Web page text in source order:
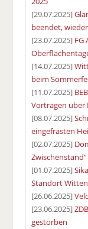
[29.07.2025]
beendet,
[23.07.2025] FG
[14.07.2025]
beim
[11.07.2025]
Vorträgen über
[08.07.2025]
eingefrästen
[02.07.2025]
[01.07.2025]
Standort
[26.06.2025]
[23.06.2025]
gestorben